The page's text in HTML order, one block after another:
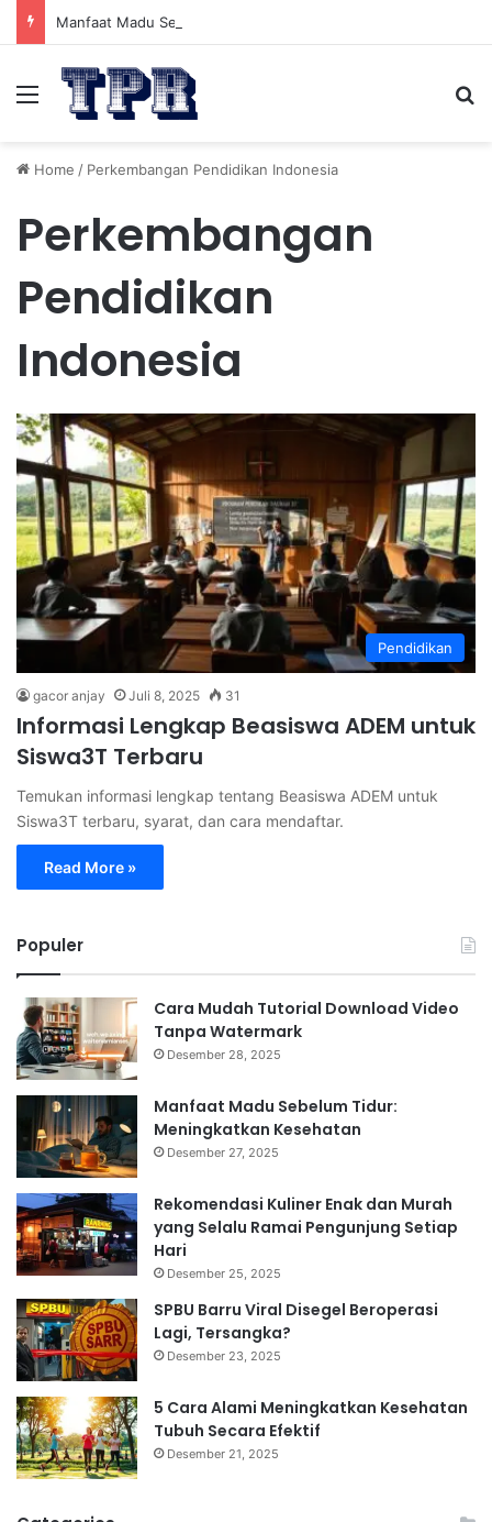
Manfaat Madu Sebelum Tidur: Meningkatkan Kesehatan
Menu
Home / Perkembangan Pendidikan Indonesia
Perkembangan
Pendidikan
Indonesia
Pendidikan
gacor anjay Juli 8, 2025 31
Informasi Lengkap Beasiswa ADEM untuk
Siswa3T Terbaru
Temukan informasi lengkap tentang Beasiswa ADEM untuk
Siswa3T terbaru, syarat, dan cara mendaftar.
Read More »
Populer
Cara Mudah Tutorial Download Video
Tanpa Watermark
Desember 28, 2025
Manfaat Madu Sebelum Tidur:
Meningkatkan Kesehatan
Desember 27, 2025
Rekomendasi Kuliner Enak dan Murah
yang Selalu Ramai Pengunjung Setiap
Hari
Desember 25, 2025
SPBU Barru Viral Disegel Beroperasi
Lagi, Tersangka?
Desember 23, 2025
5 Cara Alami Meningkatkan Kesehatan
Tubuh Secara Efektif
Desember 21, 2025